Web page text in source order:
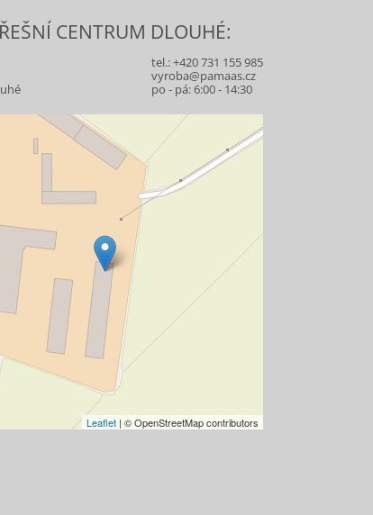
CENTRUM DLOUHÉ:
tel.:+420 731 155 985
vyroba@pamaas.cz
po - pá: 6:00 - 14:30
Leaflet| © OpenStreetMap contributors